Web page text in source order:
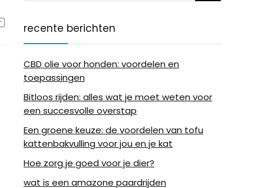
recente berichten
CBD olie voor honden: voordelen en
toepassingen
Bitloos rijden: alles wat je moet weten voor
een succesvolle overstap
Een groene keuze: de voordelen van tofu
kattenbakvulling voor jou en je kat
Hoe zorg je goed voor je dier?
wat is een amazone paardrijden